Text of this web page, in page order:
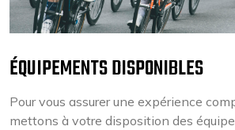
ÉQUIPEMENTS DISPONIBLES
Pour vous assurer une expérience
mettons à votre disposition des